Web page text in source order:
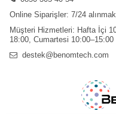
Online Siparişler: 7/24
Müşteri Hizmetleri: Hafta İçi
18:00, Cumartesi 10:00–15:00
destek@benomtech.com